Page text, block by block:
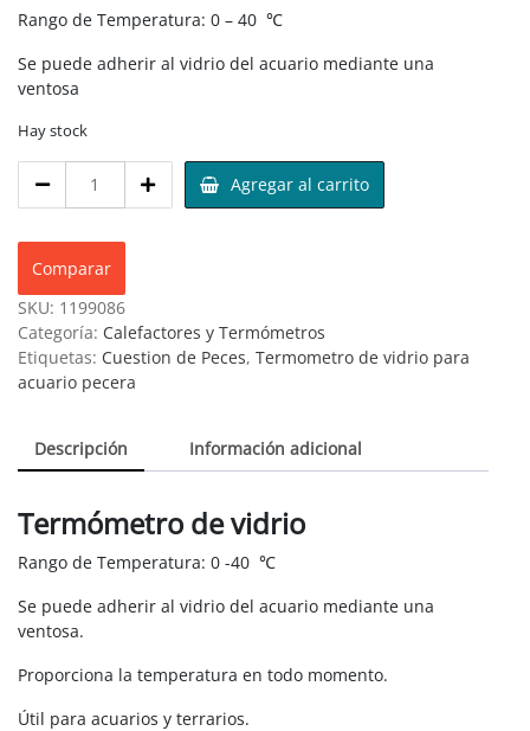
Rango de Temperatura: 0 – 40 ℃
Se puede adherir al vidrio del acuario mediante una
ventosa
Hay stock
Agregar al carrito
Comparar
SKU: 1199086
Categoría: Calefactores y Termómetros
Etiquetas: Cuestion de Peces, Termometro de vidrio para
acuario pecera
Descripción Información adicional
Termómetro de vidrio
Rango de Temperatura: 0 -40 ℃
Se puede adherir al vidrio del acuario mediante una
ventosa.
Proporciona la temperatura en todo momento.
Útil para acuarios y terrarios.